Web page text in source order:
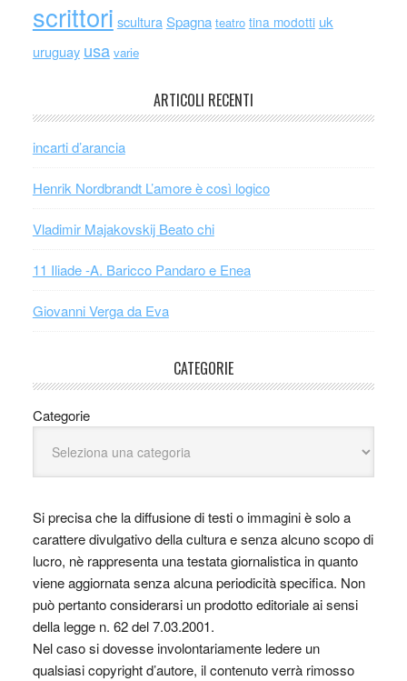
scrittori sculturaSpagna teatro tina modotti uk
uruguay usa varie
ARTICOLI RECENTI
incarti d’arancia
Henrik Nordbrandt L’amore è così logico
Vladimir Majakovskij Beato chi
11 Iliade -A. Baricco Pandaro e Enea
Giovanni Verga da Eva
CATEGORIE
Categorie
Si precisa che la diffusione di testi o immagini è solo a
carattere divulgativo della cultura e senza alcuno scopo di
lucro, nè rappresenta una testata giornalistica in quanto
viene aggiornata senza alcuna periodicità specifica. Non
può pertanto considerarsi un prodotto editoriale ai sensi
della legge n. 62 del 7.03.2001.
Nel caso si dovesse involontariamente ledere un
qualsiasi copyright d’autore, il contenuto verrà rimosso